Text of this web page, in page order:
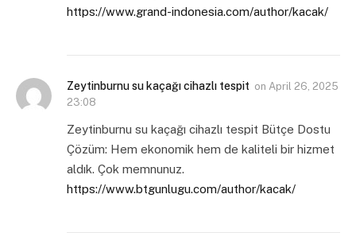
https://www.grand-indonesia.com/author/kacak/
Zeytinburnu su kaçağı cihazlı tespit on April 26, 2025
23:08
Zeytinburnu su kaçağı cihazlı tespit Bütçe Dostu
Çözüm: Hem ekonomik hem de kaliteli bir hizmet
aldık. Çok memnunuz.
https://www.btgunlugu.com/author/kacak/